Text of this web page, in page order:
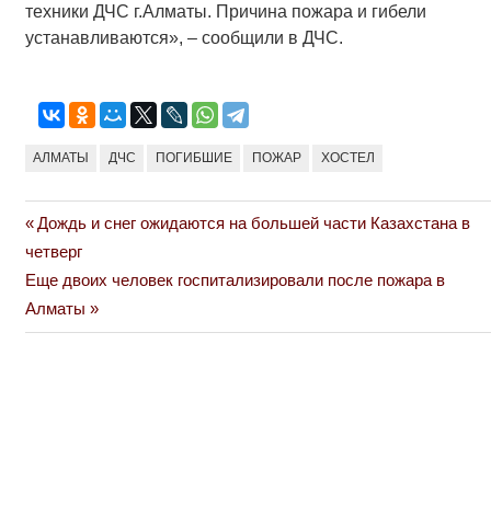
техники ДЧС г.Алматы. Причина пожара и гибели
устанавливаются», – сообщили в ДЧС.
АЛМАТЫ ДЧС ПОГИБШИЕ ПОЖАР ХОСТЕЛ
Навигация
по
записям
Previous
Post:
Дождь и снег ожидаются на большей части Казахстана в
четверг
Next
Post:
Еще двоих человек госпитализировали после пожара в
Алматы